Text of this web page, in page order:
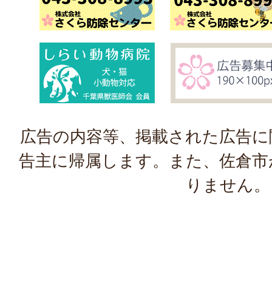
広告の内容等、掲載された広告
告主に帰属します。また、佐倉
りません。